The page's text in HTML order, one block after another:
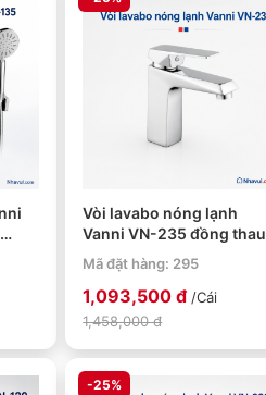
Vòi lavabo nóng lạnh
Vanni VN-235 đồng thau
mạ crome
Mã đặt hàng: 295
1,093,500 đ/Cái
1,458,000 đ
-25%